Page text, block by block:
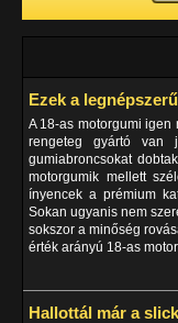
Ezek a
A 18-as motorgumi igen
rengeteg gyártó van
gumiabroncsokat
motorgumik mellett
ínyencek a prémium
Sokan ugyanis nem
sokszor a minőség
érték arányú 18-as
Hallottál már a